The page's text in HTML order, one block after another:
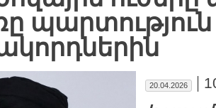
20.04.2026 |